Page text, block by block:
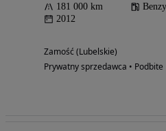
181 000 km
2012
Zamość (Lubelskie)
Prywatny sprzedawca • Podbite